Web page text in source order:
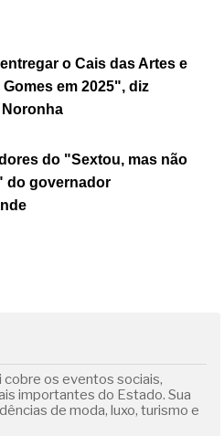
o Cais das Artes e
em 2025", diz
do "Sextou, mas não
do governador
cobre os eventos sociais,
importantes do Estado. Sua
de moda, luxo, turismo e